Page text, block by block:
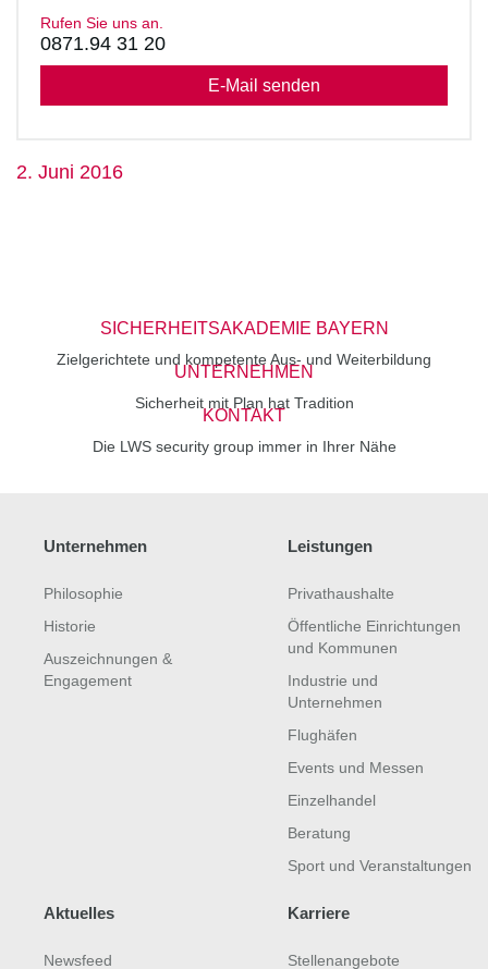
Rufen Sie uns an.
0871.94 31 20
E-Mail senden
2. Juni 2016
SICHERHEITSAKADEMIE BAYERN
Zielgerichtete und kompetente Aus- und Weiterbildung
UNTERNEHMEN
Sicherheit mit Plan hat Tradition
KONTAKT
Die LWS security group immer in Ihrer Nähe
Unternehmen
Philosophie
Historie
Auszeichnungen &
Engagement
Leistungen
Privathaushalte
Öffentliche Einrichtungen
und Kommunen
Industrie und
Unternehmen
Flughäfen
Events und Messen
Einzelhandel
Beratung
Sport und Veranstaltungen
Aktuelles
Newsfeed
Karriere
Stellenangebote